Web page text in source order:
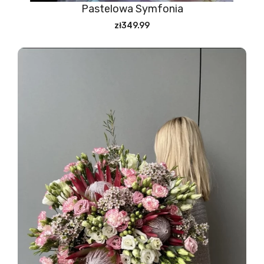
Pastelowa Symfonia
zł349.99